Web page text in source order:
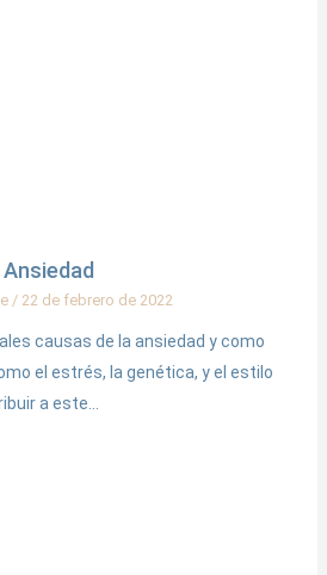
/ 22 de febrero de 2022
causas de la ansiedad y como
el estrés, la genética, y el estilo
a este…